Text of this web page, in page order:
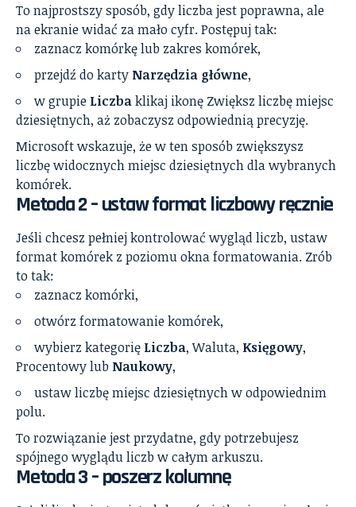
To najprostszy sposób, gdy liczba jest poprawna, ale
na ekranie widać za mało cyfr. Postępuj tak:
zaznacz komórkę lub zakres komórek,
przejdź do karty Narzędzia główne,
w grupie Liczbaklikaj ikonę Zwiększ liczbę miejsc
dziesiętnych, aż zobaczysz odpowiednią precyzję.
Microsoft wskazuje, że w ten sposób zwiększysz
liczbę widocznych miejsc dziesiętnych dla wybranych
komórek.
Metoda 2 – ustaw format liczbowy ręcznie
Jeśli chcesz pełniej kontrolować wygląd liczb, ustaw
format komórek z poziomu okna formatowania. Zrób
to tak:
zaznacz komórki,
otwórz formatowanie komórek,
wybierz kategorię Liczba, Waluta, Księgowy,
Procentowy lub Naukowy,
ustaw liczbę miejsc dziesiętnych w odpowiednim
polu.
To rozwiązanie jest przydatne, gdy potrzebujesz
spójnego wyglądu liczb w całym arkuszu.
Metoda 3 – poszerz kolumnę